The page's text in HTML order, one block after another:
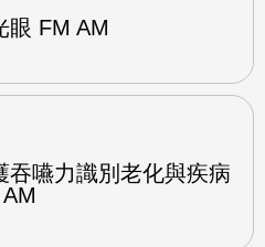
眼 FM AM
吞嚥力識別老化與疾病